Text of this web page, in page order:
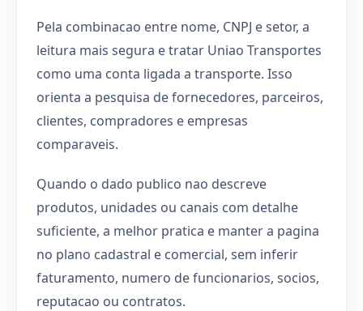
Pela combinacao entre nome, CNPJ e setor, a
leitura mais segura e tratar Uniao Transportes
como uma conta ligada a transporte. Isso
orienta a pesquisa de fornecedores, parceiros,
clientes, compradores e empresas
comparaveis.
Quando o dado publico nao descreve
produtos, unidades ou canais com detalhe
suficiente, a melhor pratica e manter a pagina
no plano cadastral e comercial, sem inferir
faturamento, numero de funcionarios, socios,
reputacao ou contratos.